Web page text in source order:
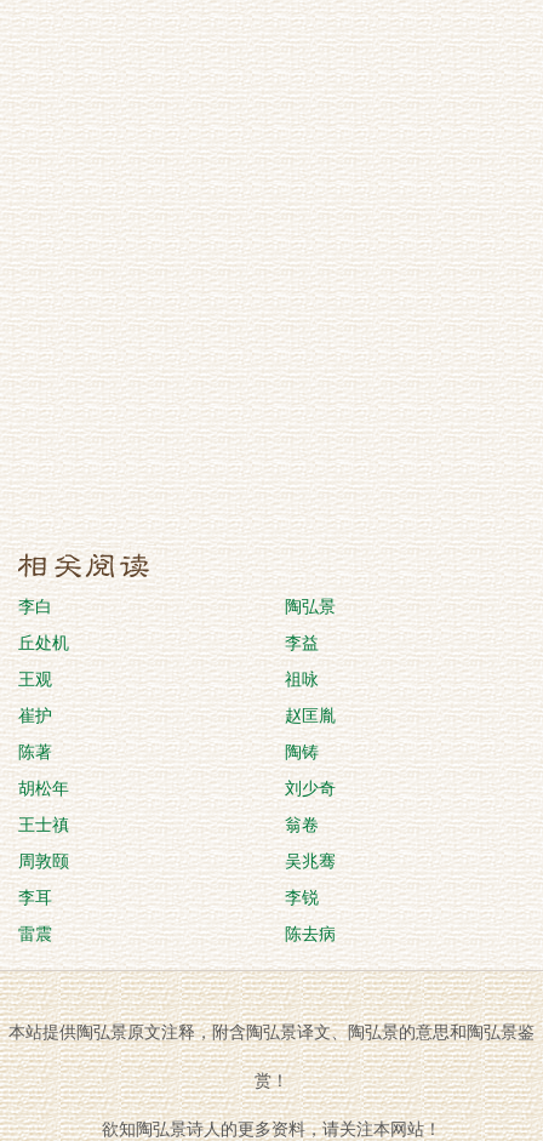
李白
陶弘景
丘处机
李益
王观
祖咏
崔护
赵匡胤
陈著
陶铸
胡松年
刘少奇
王士禛
翁卷
周敦颐
吴兆骞
李耳
李锐
雷震
陈去病
本站提供陶弘景原文注释，附含陶弘景译文、陶弘景的意思和陶弘景鉴
赏！
欲知陶弘景诗人的更多资料，请关注本网站！